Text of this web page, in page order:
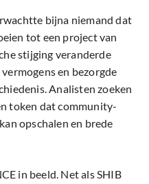
bijna niemand dat
tot een project van
stijging veranderde
en bezorgde
Analisten zoeken
token dat community-
opschalen en brede
in beeld. Net als SHIB